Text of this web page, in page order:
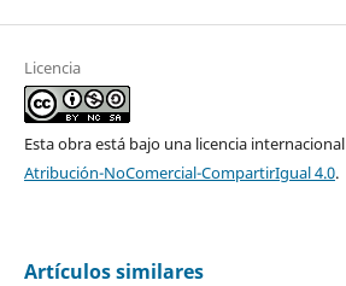
Licencia
Esta obra está bajo una licencia internacional
Atribución-NoComercial-CompartirIgual 4.0.
Artículos similares